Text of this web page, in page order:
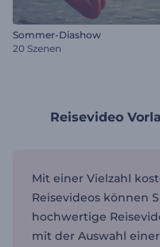
Sommer-Diashow
20 Szenen
Reisevideo
Mit einer Vielzahl
Reisevideos können
hochwertige
mit der Auswahl